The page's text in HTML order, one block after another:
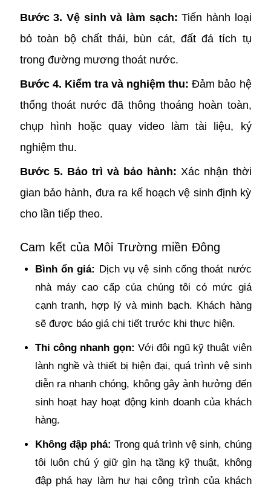
Bước 3. Vệ sinh và làm sạch:Tiến hành loại
bỏ toàn bộ chất thải, bùn cát, đất đá tích tụ
trong đường mương thoát nước.
Bước 4. Kiểm tra và nghiệm thu:Đảm bảo hệ
thống thoát nước đã thông thoáng hoàn toàn,
chụp hình hoặc quay video làm tài liệu, ký
nghiệm thu.
Bước 5. Bảo trì và bảo hành:Xác nhận thời
gian bảo hành, đưa ra kế hoạch vệ sinh định kỳ
cho lần tiếp theo.
Cam kết của Môi Trường miền Đông
Bình ổn giá: Dịch vụ vệ sinh cống thoát nước
nhà máy cao cấp của chúng tôi có mức giá
cạnh tranh, hợp lý và minh bạch. Khách hàng
sẽ được báo giá chi tiết trước khi thực hiện.
Thi công nhanh gọn: Với đội ngũ kỹ thuật viên
lành nghề và thiết bị hiện đại, quá trình vệ sinh
diễn ra nhanh chóng, không gây ảnh hưởng đến
sinh hoạt hay hoạt động kinh doanh của khách
hàng.
Không đập phá: Trong quá trình vệ sinh, chúng
tôi luôn chú ý giữ gìn hạ tầng kỹ thuật, không
đập phá hay làm hư hại công trình của khách